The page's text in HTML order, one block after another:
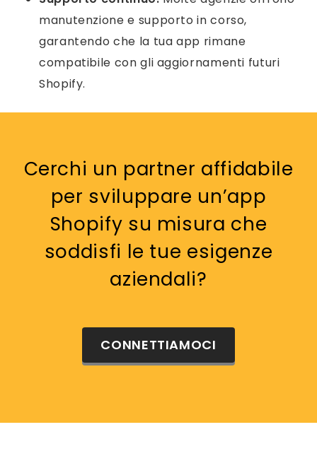
manutenzione e supporto in corso,
garantendo che la tua app rimane
compatibile con gli aggiornamenti futuri
Shopify.
Cerchi un partner affidabile
per sviluppare un’app
Shopify su misura che
soddisfi le tue esigenze
aziendali?
CONNETTIAMOCI